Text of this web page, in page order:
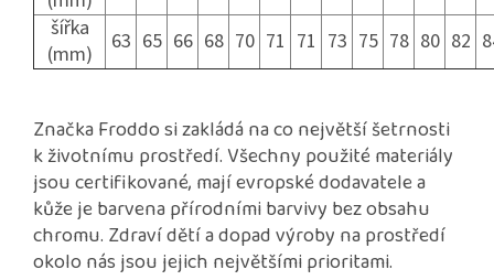
šířka
(mm)
63 65 66 68 70 71 71 73 75 78 80 82
Značka Froddo si zakládá na co největší šetrnosti
k životnímu prostředí. Všechny použité materiály
jsou certifikované, mají evropské dodavatele a
kůže je barvena přírodními barvivy bez obsahu
chromu. Zdraví dětí a dopad výroby na prostředí
okolo nás jsou jejich největšími prioritami.